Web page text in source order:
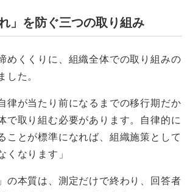
」を防ぐ三つの取り組み
めくくりに、組織全体での取り組みの
した。
律が当たり前になるまでの移行期だか
で取り組む必要があります。自律的に
ことが標準になれば、組織施策として
くなります」
の本質は、測定だけで終わり、回答者